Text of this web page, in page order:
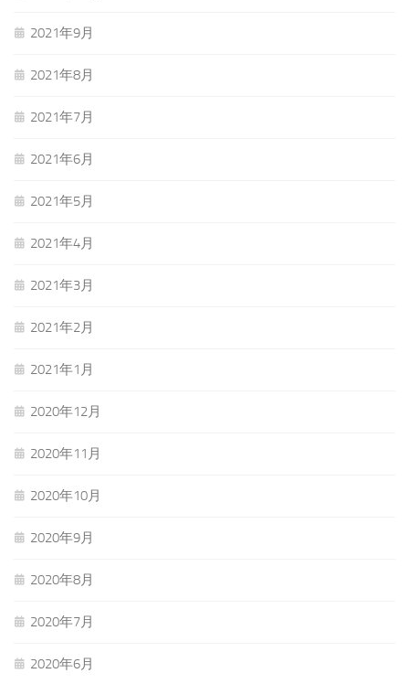
2021年9月
2021年8月
2021年7月
2021年6月
2021年5月
2021年4月
2021年3月
2021年2月
2021年1月
2020年12月
2020年11月
2020年10月
2020年9月
2020年8月
2020年7月
2020年6月